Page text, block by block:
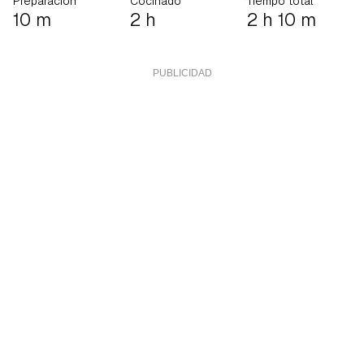
10 m 2 h 2 h 10 m